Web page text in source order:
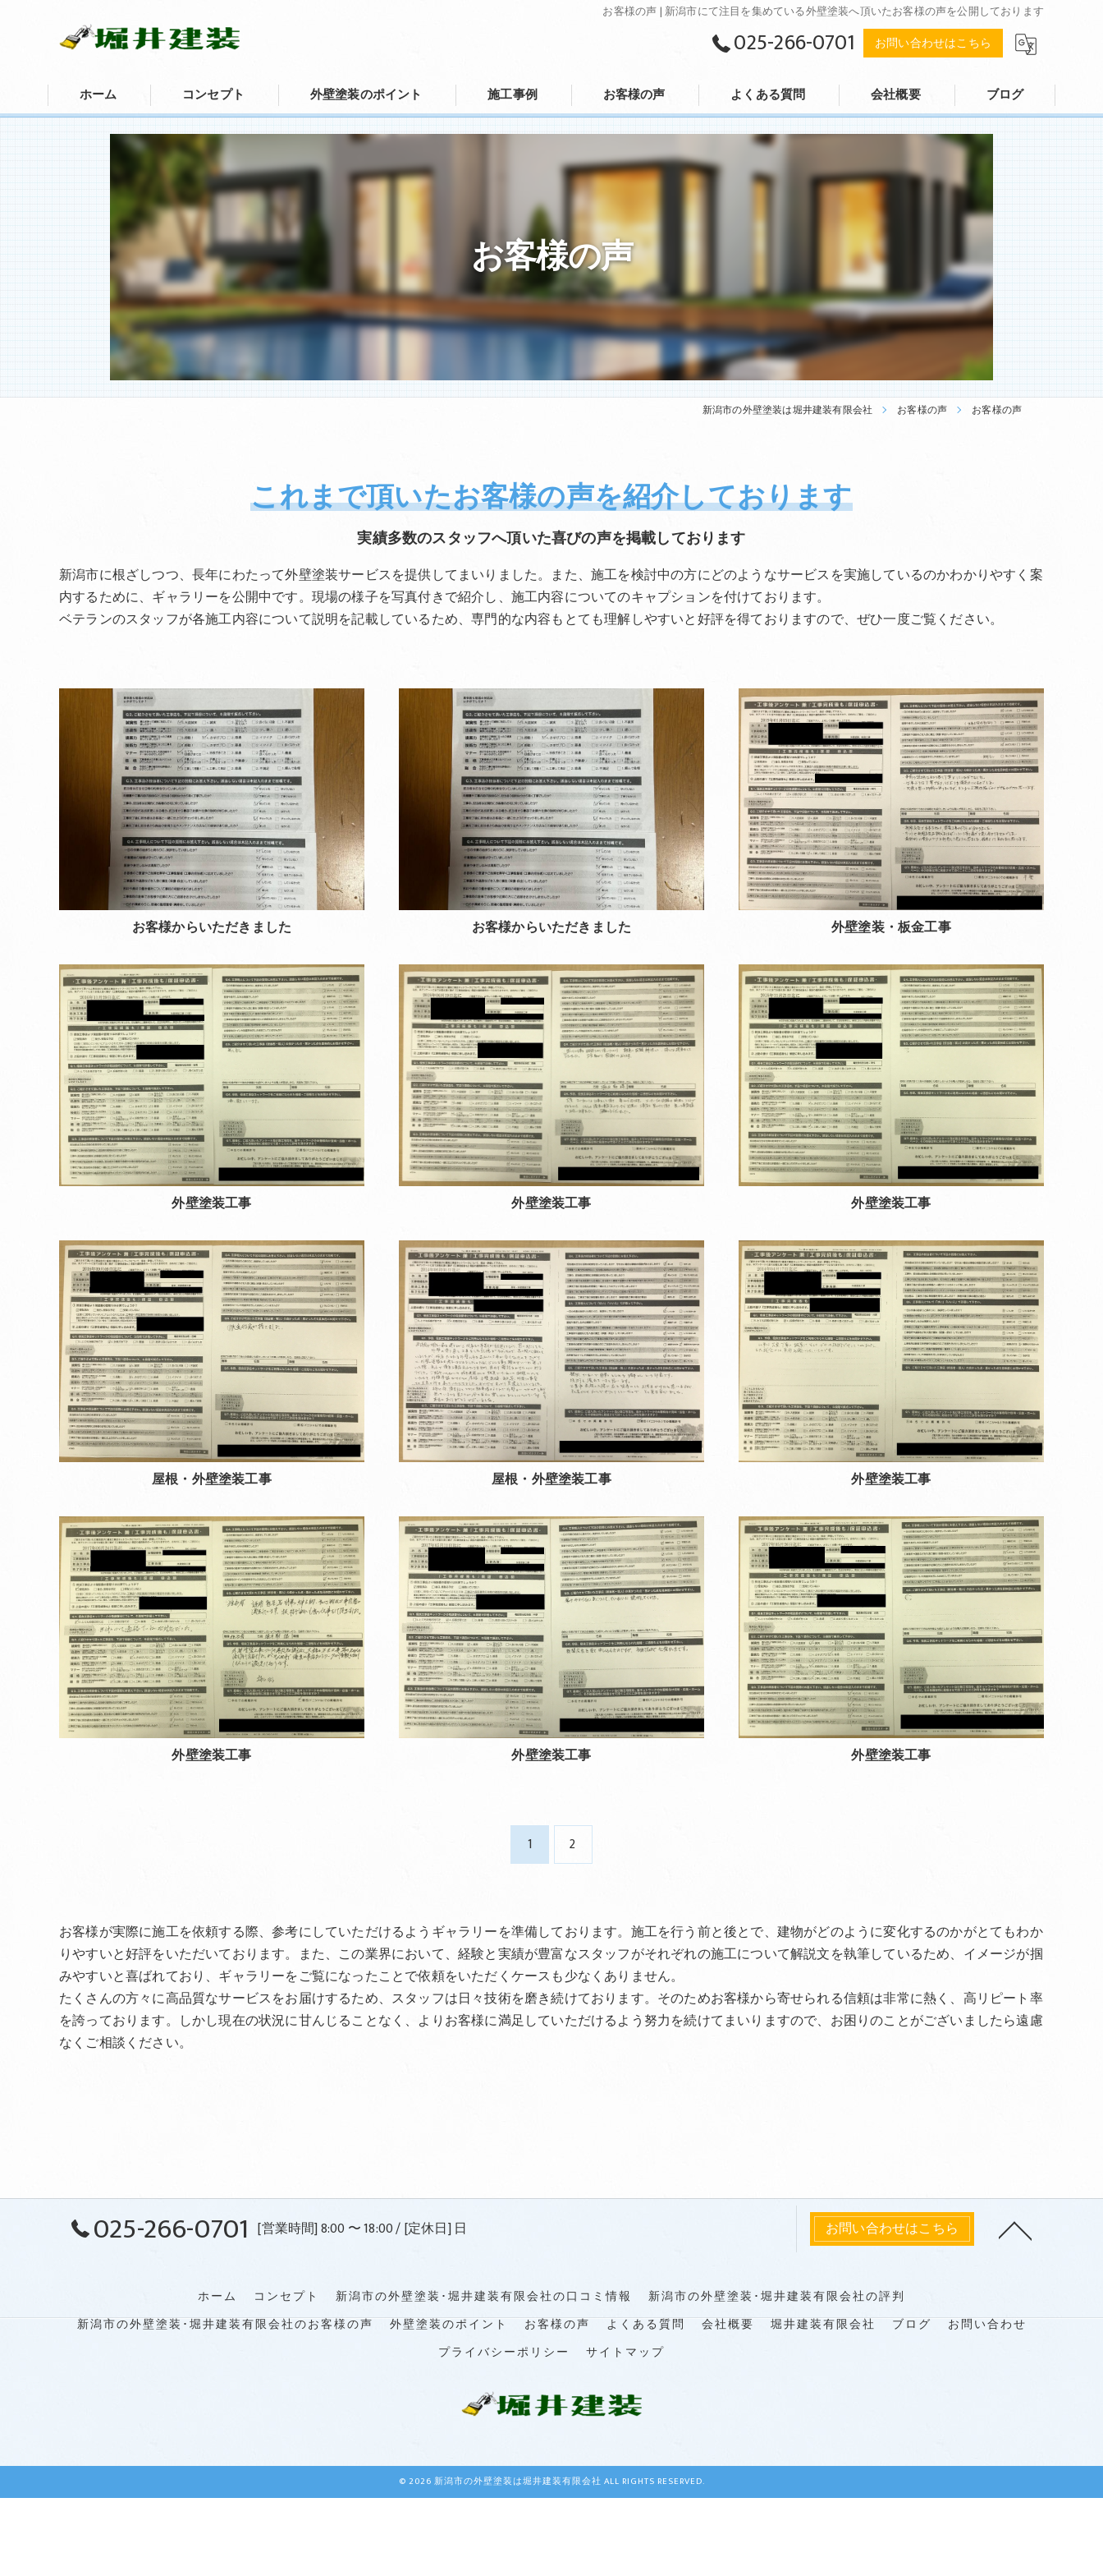
お客様の声 | 新潟市にて注目を集めている外壁塗装へ頂いたお客様の声を公開しております
025-266-0701 お問い合わせはこちら
ホーム コンセプト
新潟市の外壁塗装･堀井建装有限会社の評判
新潟市の外壁塗装･堀井建装有限会社のお客様の声
外壁塗装のポイント 施工事例 お客様の声 よくある質問 会社概要 ブログ
お客様の声
新潟市の外壁塗装は堀井建装有限会社 お客様の声 お客様の声
これまで頂いたお客様の声を紹介しております
実績多数のスタッフへ頂いた喜びの声を掲載しております
新潟市に根ざしつつ、長年にわたって外壁塗装サービスを提供してまいりました。また、施工を検討中の方にどのようなサービスを実施しているのかわかりやすく案
内するために、ギャラリーを公開中です。現場の様子を写真付きで紹介し、施工内容についてのキャプションを付けております。
ベテランのスタッフが各施工内容について説明を記載しているため、専門的な内容もとても理解しやすいと好評を得ておりますので、ぜひ一度ご覧ください。
お客様からいただきました お客様からいただきました 外壁塗装・板金工事
外壁塗装工事 外壁塗装工事 外壁塗装工事
屋根・外壁塗装工事 屋根・外壁塗装工事 外壁塗装工事
外壁塗装工事 外壁塗装工事 外壁塗装工事
1 2
お客様が実際に施工を依頼する際、参考にしていただけるようギャラリーを準備しております。施工を行う前と後とで、建物がどのように変化するのかがとてもわか
りやすいと好評をいただいております。また、この業界において、経験と実績が豊富なスタッフがそれぞれの施工について解説文を執筆しているため、イメージが掴
みやすいと喜ばれており、ギャラリーをご覧になったことで依頼をいただくケースも少なくありません。
たくさんの方々に高品質なサービスをお届けするため、スタッフは日々技術を磨き続けております。そのためお客様から寄せられる信頼は非常に熱く、高リピート率
を誇っております。しかし現在の状況に甘んじることなく、よりお客様に満足していただけるよう努力を続けてまいりますので、お困りのことがございましたら遠慮
なくご相談ください。
025-266-0701 [営業時間] 8:00 〜 18:00 / [定休日] 日 お問い合わせはこちら
ホーム コンセプト 新潟市の外壁塗装･堀井建装有限会社の口コミ情報
新潟市の外壁塗装･堀井建装有限会社の評判
新潟市の外壁塗装･堀井建装有限会社のお客様の声
外壁塗装のポイント お客様の声 よくある質問 会社概要 堀井建装有限会社 ブログ
お問い合わせ
プライバシーポリシー
サイトマップ
© 2026 新潟市の外壁塗装は堀井建装有限会社 ALL RIGHTS RESERVED.